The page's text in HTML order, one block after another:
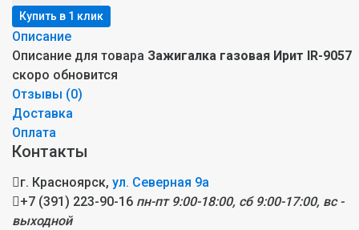
Описание
Описание для товара Зажигалка газовая Ирит IR-9057
скоро обновится
Отзывы (0)
Доставка
Оплата
Контакты
г. Красноярск, ул. Северная 9а
+7 (391) 223-90-16 пн-пт 9:00-18:00, сб 9:00-17:00, вс -
выходной